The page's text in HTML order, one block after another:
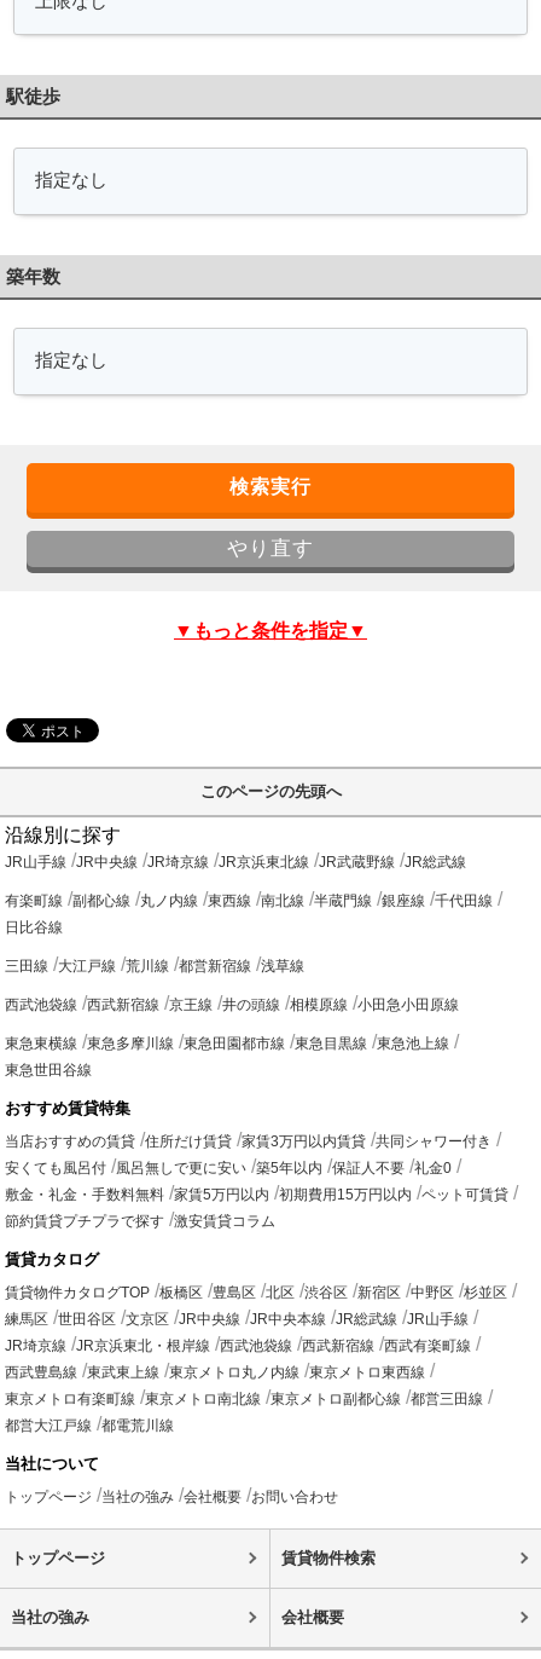
駅徒歩
築年数
▼もっと条件を指定▼
このページの先頭へ
沿線別に探す
JR山手線 JR中央線 JR埼京線 JR京浜東北線 JR武蔵野線 JR総武線
有楽町線 副都心線 丸ノ内線 東西線 南北線 半蔵門線 銀座線
千代田線
日比谷線
三田線 大江戸線 荒川線 都営新宿線 浅草線
西武池袋線 西武新宿線 京王線 井の頭線 相模原線 小田急小田原線
東急東横線 東急多摩川線 東急田園都市線 東急目黒線
東急池上線
東急世田谷線
おすすめ賃貸特集
当店おすすめの賃貸 住所だけ賃貸 家賃3万円以内賃貸
共同シャワー付き
安くても風呂付
風呂無しで更に安い 築5年以内 保証人不要
礼金0
敷金・礼金・手数料無料
家賃5万円以内 初期費用15万円以内
ペット可賃貸
節約賃貸プチプラで探す
激安賃貸コラム
賃貸カタログ
賃貸物件カタログTOP 板橋区 豊島区 北区 渋谷区 新宿区 中野区
杉並区
練馬区
世田谷区 文京区 JR中央線 JR中央本線 JR総武線
JR山手線
JR埼京線
JR京浜東北・根岸線 西武池袋線 西武新宿線
西武有楽町線
西武豊島線
東武東上線 東京メトロ丸ノ内線
東京メトロ東西線
東京メトロ有楽町線
東京メトロ南北線 東京メトロ副都心線
都営三田線
都営大江戸線
都電荒川線
当社について
トップページ 当社の強み 会社概要 お問い合わせ
トップページ 賃貸物件検索
当社の強み 会社概要